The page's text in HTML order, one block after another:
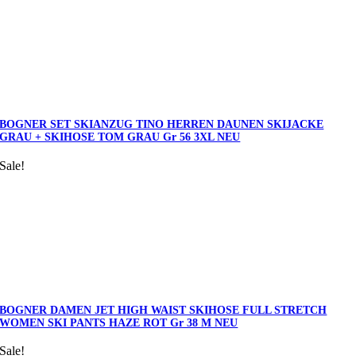
BOGNER SET SKIANZUG TINO HERREN DAUNEN SKIJACKE
GRAU + SKIHOSE TOM GRAU Gr 56 3XL NEU
Sale!
BOGNER DAMEN JET HIGH WAIST SKIHOSE FULL STRETCH
WOMEN SKI PANTS HAZE ROT Gr 38 M NEU
Sale!